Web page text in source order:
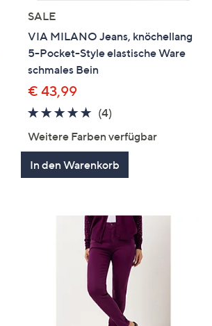
SALE
VIA MILANO Jeans, knöchellang
5-Pocket-Style elastische Ware
schmales Bein
€ 43,99
4.8
5
(4)
Weitere Farben verfügbar
In den Warenkorb